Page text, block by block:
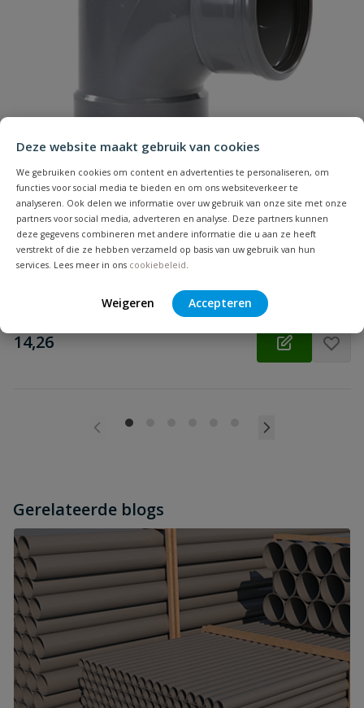
Deze website maakt gebruik van cookies
We gebruiken cookies om content en advertenties te personaliseren, om
functies voor social media te bieden en om ons websiteverkeer te
analyseren. Ook delen we informatie over uw gebruik van onze site met onze
partners voor social media, adverteren en analyse. Deze partners kunnen
deze gegevens combineren met andere informatie die u aan ze heeft
verstrekt of die ze hebben verzameld op basis van uw gebruik van hun
services. Lees meer in ons cookiebeleid.
Weigeren Accepteren
PVC T-stuk 90° SN8 3x manchet
Aansluiting: manchet | Diameter: 125 t/m 400 mm | Kleur: grijs
| Klasse: SN8 | Keurmerk: KOMO
€
14,26
Gerelateerde blogs